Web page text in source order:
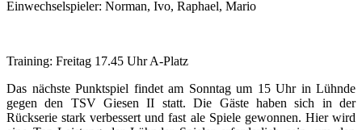
Einwechselspieler: Norman, Ivo, Raphael, Mario
Training: Freitag 17.45 Uhr A-Platz
Das nächste Punktspiel findet am Sonntag um 15 Uhr in Lühnde
gegen den TSV Giesen II statt. Die Gäste haben sich in der
Rückserie stark verbessert und fast ale Spiele gewonnen. Hier wird